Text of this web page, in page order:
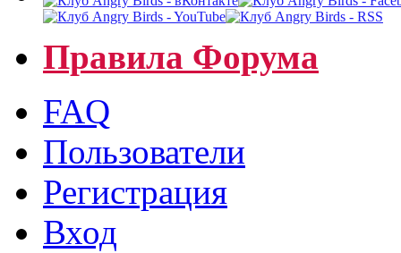
Правила Форума
FAQ
Пользователи
Регистрация
Вход